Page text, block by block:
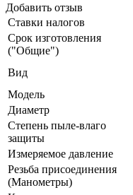
Добавить отзыв
Ставки налогов
Срок изготовления
("Общие")
Вид
Модель
Диаметр
Степень пыле-влаго
защиты
Измеряемое давление
Резьба присоединения
(Манометры)